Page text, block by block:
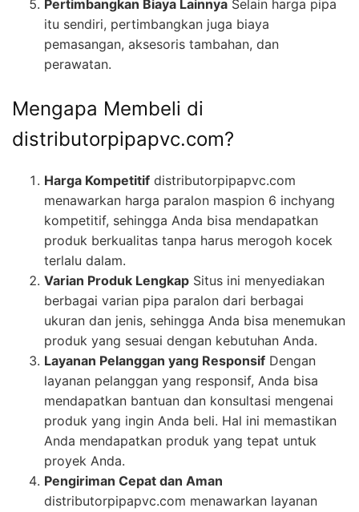
Pertimbangkan Biaya Lainnya Selain harga pipa
itu sendiri, pertimbangkan juga biaya
pemasangan, aksesoris tambahan, dan
perawatan.
Mengapa Membeli di
distributorpipapvc.com?
Harga Kompetitif distributorpipapvc.com
menawarkan harga paralon maspion 6 inchyang
kompetitif, sehingga Anda bisa mendapatkan
produk berkualitas tanpa harus merogoh kocek
terlalu dalam.
Varian Produk Lengkap Situs ini menyediakan
berbagai varian pipa paralon dari berbagai
ukuran dan jenis, sehingga Anda bisa menemukan
produk yang sesuai dengan kebutuhan Anda.
Layanan Pelanggan yang Responsif Dengan
layanan pelanggan yang responsif, Anda bisa
mendapatkan bantuan dan konsultasi mengenai
produk yang ingin Anda beli. Hal ini memastikan
Anda mendapatkan produk yang tepat untuk
proyek Anda.
Pengiriman Cepat dan Aman
distributorpipapvc.com menawarkan layanan